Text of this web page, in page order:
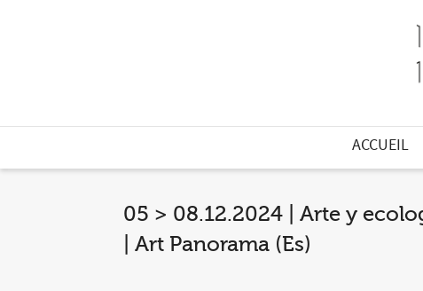
ACCUEIL
05 > 08.12.2024 | Arte y
| Art Panorama (Es)